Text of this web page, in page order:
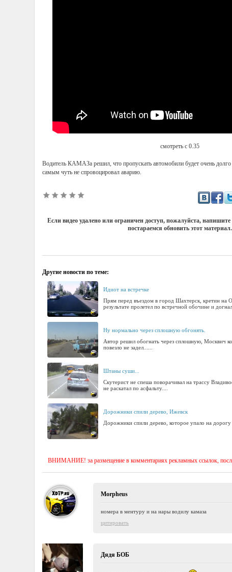
смотреть с 0.35
Водитель КАМАЗа решил, что пропускать автомобили будет очень долго
самым чуть не спровоцировал аварию.
Если видео удалено или ограничен доступ, пожалуйста,
постараемся обновить этот материал.
Другие новости по теме:
Идиот на встречке
Прям перед въездом в город Шахтерск, кретин на
результате пролетел по встречной обочине и
Ну нормально через сплошную обгонять.
Автор решил обогнать через сплошную, Москвич
повезло не задел......
Штаны суши...
Скутерист не спеша поворачивал на трассу
не раскатал по асфальту....
Дорожники спили дерево, Ижевск
Дорожники спили дерево, которое упало на дорогу
ВНИМАНИЕ! за размещение в комментариях рекламных ссылок,
Morpheus
номера в ментуру и на нары водилу камаза
цитировать
Дядя БОБ